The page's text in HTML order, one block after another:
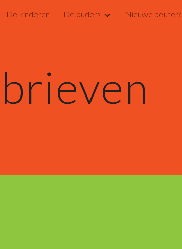
Skip to navigation
De kinderen De ouders Nieuwe peuter?